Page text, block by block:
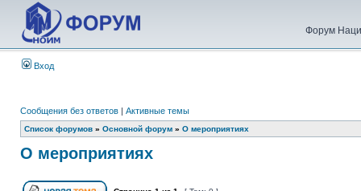
Форум
Вход
Сообщения без ответов | Активные темы
Список форумов » Основной форум » О мероприятиях
О мероприятиях